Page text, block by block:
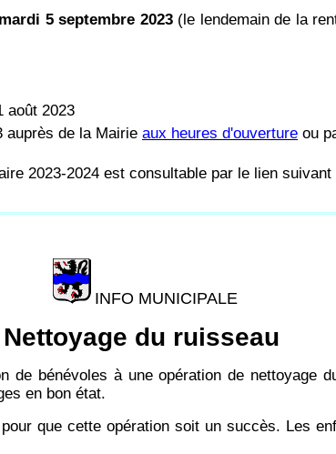
mardi 5 septembre 2023(le lendemain de la
août 2023
auprès de la Mairie aux heures d'ouverture ou
2023-2024 est consultable par le lien suivant
INFO MUNICIPALE
Nettoyage du ruisseau
de bénévoles à une opération de nettoyage
en bon état.
que cette opération soit un succès. Les